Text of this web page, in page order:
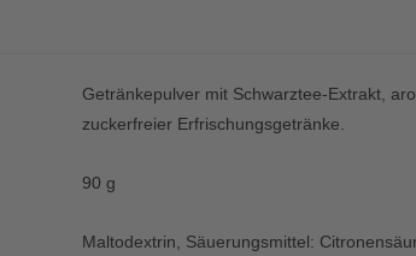
Getränkepulver mit Schwarztee-Extrakt,
zuckerfreier Erfrischungsgetränke.
90 g
Maltodextrin, Säuerungsmittel: